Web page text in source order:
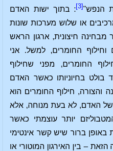
הנפש"[3]
: בתוך ישות האדם
או שלוש מערכות שונות
מבחינה חיצונית, ארגון הראש
וחילוף החומרים, למשל. אני
החומרים, מפני שחילוף
בולט בחיוניותו כאשר האדם
והצורה, חילוף החומרים הוא
של האדם, לא בעת מנוחה, אלא
יותר עוצמתי כאשר
ברור שיש קשר אינטימי
– בין האירגון המוטורי או